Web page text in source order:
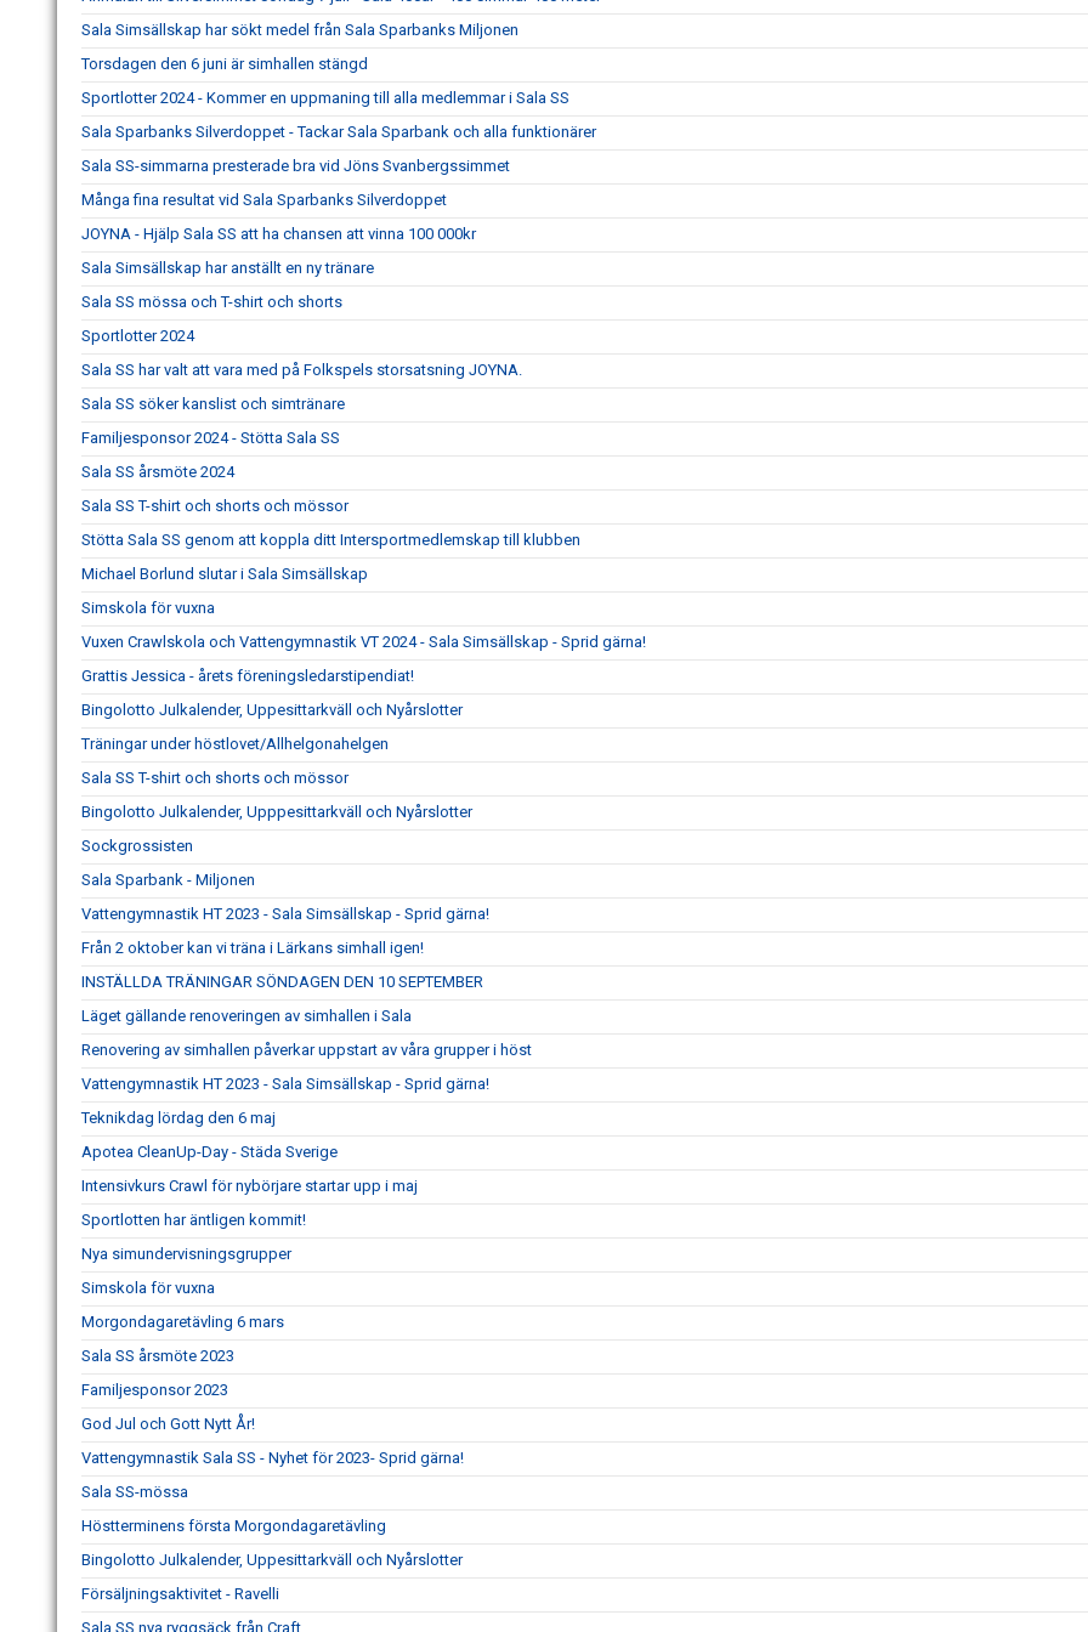
Sala Simsällskap har sökt medel från Sala Sparbanks Miljonen
Torsdagen den 6 juni är simhallen stängd
Sportlotter 2024 - Kommer en uppmaning till alla medlemmar i Sala SS
Sala Sparbanks Silverdoppet - Tackar Sala Sparbank och alla funktionärer
Sala SS-simmarna presterade bra vid Jöns Svanbergssimmet
Många fina resultat vid Sala Sparbanks Silverdoppet
JOYNA - Hjälp Sala SS att ha chansen att vinna 100 000kr
Sala Simsällskap har anställt en ny tränare
Sala SS mössa och T-shirt och shorts
Sportlotter 2024
Sala SS har valt att vara med på Folkspels storsatsning JOYNA.
Sala SS söker kanslist och simtränare
Familjesponsor 2024 - Stötta Sala SS
Sala SS årsmöte 2024
Sala SS T-shirt och shorts och mössor
Stötta Sala SS genom att koppla ditt Intersportmedlemskap till klubben
Michael Borlund slutar i Sala Simsällskap
Simskola för vuxna
Vuxen Crawlskola och Vattengymnastik VT 2024 - Sala Simsällskap - Sprid gärna!
Grattis Jessica - årets föreningsledarstipendiat!
Bingolotto Julkalender, Uppesittarkväll och Nyårslotter
Träningar under höstlovet/Allhelgonahelgen
Sala SS T-shirt och shorts och mössor
Bingolotto Julkalender, Upppesittarkväll och Nyårslotter
Sockgrossisten
Sala Sparbank - Miljonen
Vattengymnastik HT 2023 - Sala Simsällskap - Sprid gärna!
Från 2 oktober kan vi träna i Lärkans simhall igen!
INSTÄLLDA TRÄNINGAR SÖNDAGEN DEN 10 SEPTEMBER
Läget gällande renoveringen av simhallen i Sala
Renovering av simhallen påverkar uppstart av våra grupper i höst
Vattengymnastik HT 2023 - Sala Simsällskap - Sprid gärna!
Teknikdag lördag den 6 maj
Apotea CleanUp-Day - Städa Sverige
Intensivkurs Crawl för nybörjare startar upp i maj
Sportlotten har äntligen kommit!
Nya simundervisningsgrupper
Simskola för vuxna
Morgondagaretävling 6 mars
Sala SS årsmöte 2023
Familjesponsor 2023
God Jul och Gott Nytt År!
Vattengymnastik Sala SS - Nyhet för 2023- Sprid gärna!
Sala SS-mössa
Höstterminens första Morgondagaretävling
Bingolotto Julkalender, Uppesittarkväll och Nyårslotter
Försäljningsaktivitet - Ravelli
Sala SS nya ryggsäck från Craft